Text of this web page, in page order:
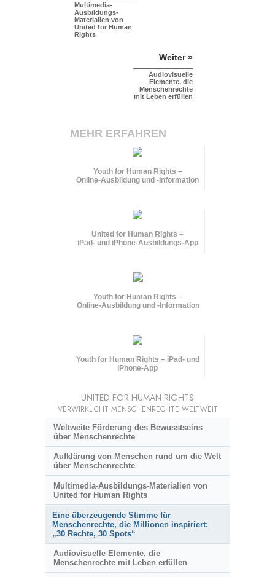
Multimedia-
Ausbildungs-
Materialien von
United for Human
Rights
Weiter »
Audiovisuelle
Elemente, die
Menschenrechte
mit Leben erfüllen
MEHR ERFAHREN
Youth for Human Rights –
Online-Ausbildung und-Information
United for Human Rights –
iPad- und iPhone-Ausbildungs-App
Youth for Human Rights –
Online-Ausbildung und -Information
Youth for Human Rights – iPad- und
iPhone-App
UNITED FOR HUMAN RIGHTS
VERWIRKLICHT MENSCHENRECHTE WELTWEIT
Weltweite Förderung des Bewusstseins
über Menschenrechte
Aufklärung von Menschen rund um die Welt
über Menschenrechte
Multimedia-Ausbildungs-Materialien von
United for Human Rights
Eine überzeugende Stimme für
Menschenrechte, die Millionen inspiriert:
„30 Rechte, 30 Spots“
Audiovisuelle Elemente, die
Menschenrechte mit Leben erfüllen